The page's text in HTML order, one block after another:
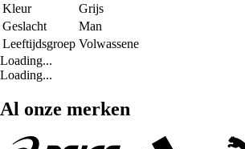
Kleur
Grijs
Geslacht
Man
Leeftijdsgroep Volwassene
Loading...
Loading...
Al onze merken